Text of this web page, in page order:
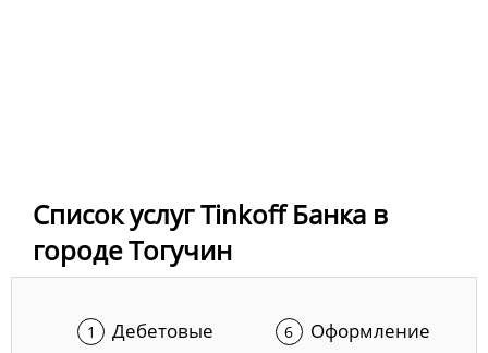
Список услуг Tinkoff Банка в
городе Тогучин
Дебетовые
Оформление